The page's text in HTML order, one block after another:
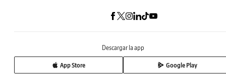
Descargar la app
App Store Google Play